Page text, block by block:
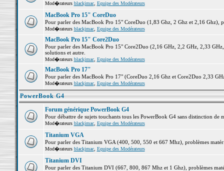
Mod�rateurs blackjmac, Equipe des Modérateurs
MacBook Pro 15" CoreDuo
Pour parler des MacBook Pro 15" CoreDuo (1,83 Ghz, 2 Ghz et 2,16 Ghz),
Mod�rateurs blackjmac, Equipe des Modérateurs
MacBook Pro 15" Core2Duo
Pour parler des MacBook Pro 15" Core2Duo (2,16 GHz, 2,2 GHz, 2,33
solutions et autre.
Mod�rateurs blackjmac, Equipe des Modérateurs
MacBook Pro 17"
Pour parler des MacBook Pro 17" (CoreDuo 2,16 Ghz et Core2Duo 2,33
Mod�rateurs blackjmac, Equipe des Modérateurs
PowerBook G4
Forum générique PowerBook G4
Pour débattre de sujets touchants tous les PowerBook G4 sans distinction de
Mod�rateurs blackjmac, Equipe des Modérateurs
Titanium VGA
Pour parler des Titanium VGA (400, 500, 550 et 667 Mhz), problèmes
Mod�rateurs blackjmac, Equipe des Modérateurs
Titanium DVI
Pour parler des Titanium DVI (667, 800, 867 Mhz et 1 Ghz), problèmes